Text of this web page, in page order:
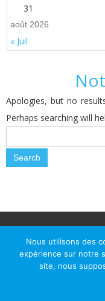
août 2026
31
« Juil
Apologies, but no
Perhaps searching will
Mairie du Passage
Le Passage
Nous utilisons des
expérience sur notre
site, nous